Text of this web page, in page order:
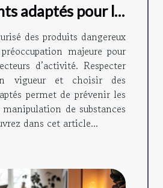
adaptés pour le
de
?
des produits dangereux
majeure pour
d’activité. Respecter
vigueur et choisir des
permet de prévenir les
de substances
dans cet article...